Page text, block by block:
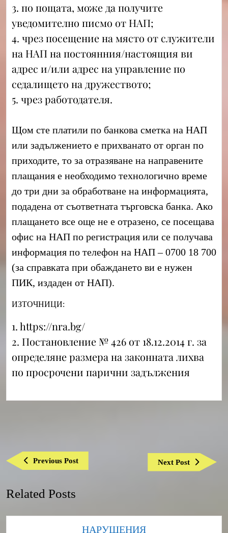
3. по пощата, може да получите
уведомително писмо от НАП;
4. чрез посещение на място от служители
на НАП на постоянния/настоящия ви
адрес и/или адрес на управление по
седалището на дружеството;
5. чрез работодателя.
Щом сте платили по банкова сметка на НАП
или задължението е прихванато от орган по
приходите, то за отразяване на направените
плащания е необходимо технологично време
до три дни за обработване на информацията,
подадена от съответната търговска банка. Ако
плащането все още не е отразено, се посещава
офис на НАП по регистрация или се получава
информация по телефон на НАП – 0700 18 700
(за справката при обаждането ви е нужен
ПИК, издаден от НАП).
ИЗТОЧНИЦИ:
1. https://nra.bg/
2. Постановление № 426 от 18.12.2014 г. за
определяне размера на законната лихва
по просрочени парични задължения
Previous PostPrevious
Post
Next Post
Next
Post
Related Posts
НАРУШЕНИЯCategory